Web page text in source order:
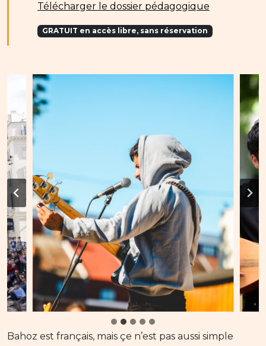
Télécharger le dossier pédagogique
GRATUIT en accès libre, sans réservation
Bahoz est français, mais çe n’est pas aussi simple